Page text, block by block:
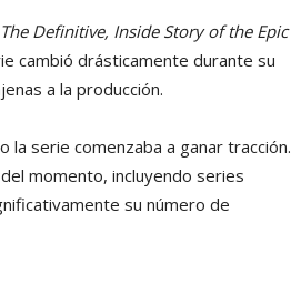
Definitive, Inside Story of the Epic
cambió drásticamente durante su
a la producción.
la serie comenzaba a ganar tracción.
momento, incluyendo series
su número de